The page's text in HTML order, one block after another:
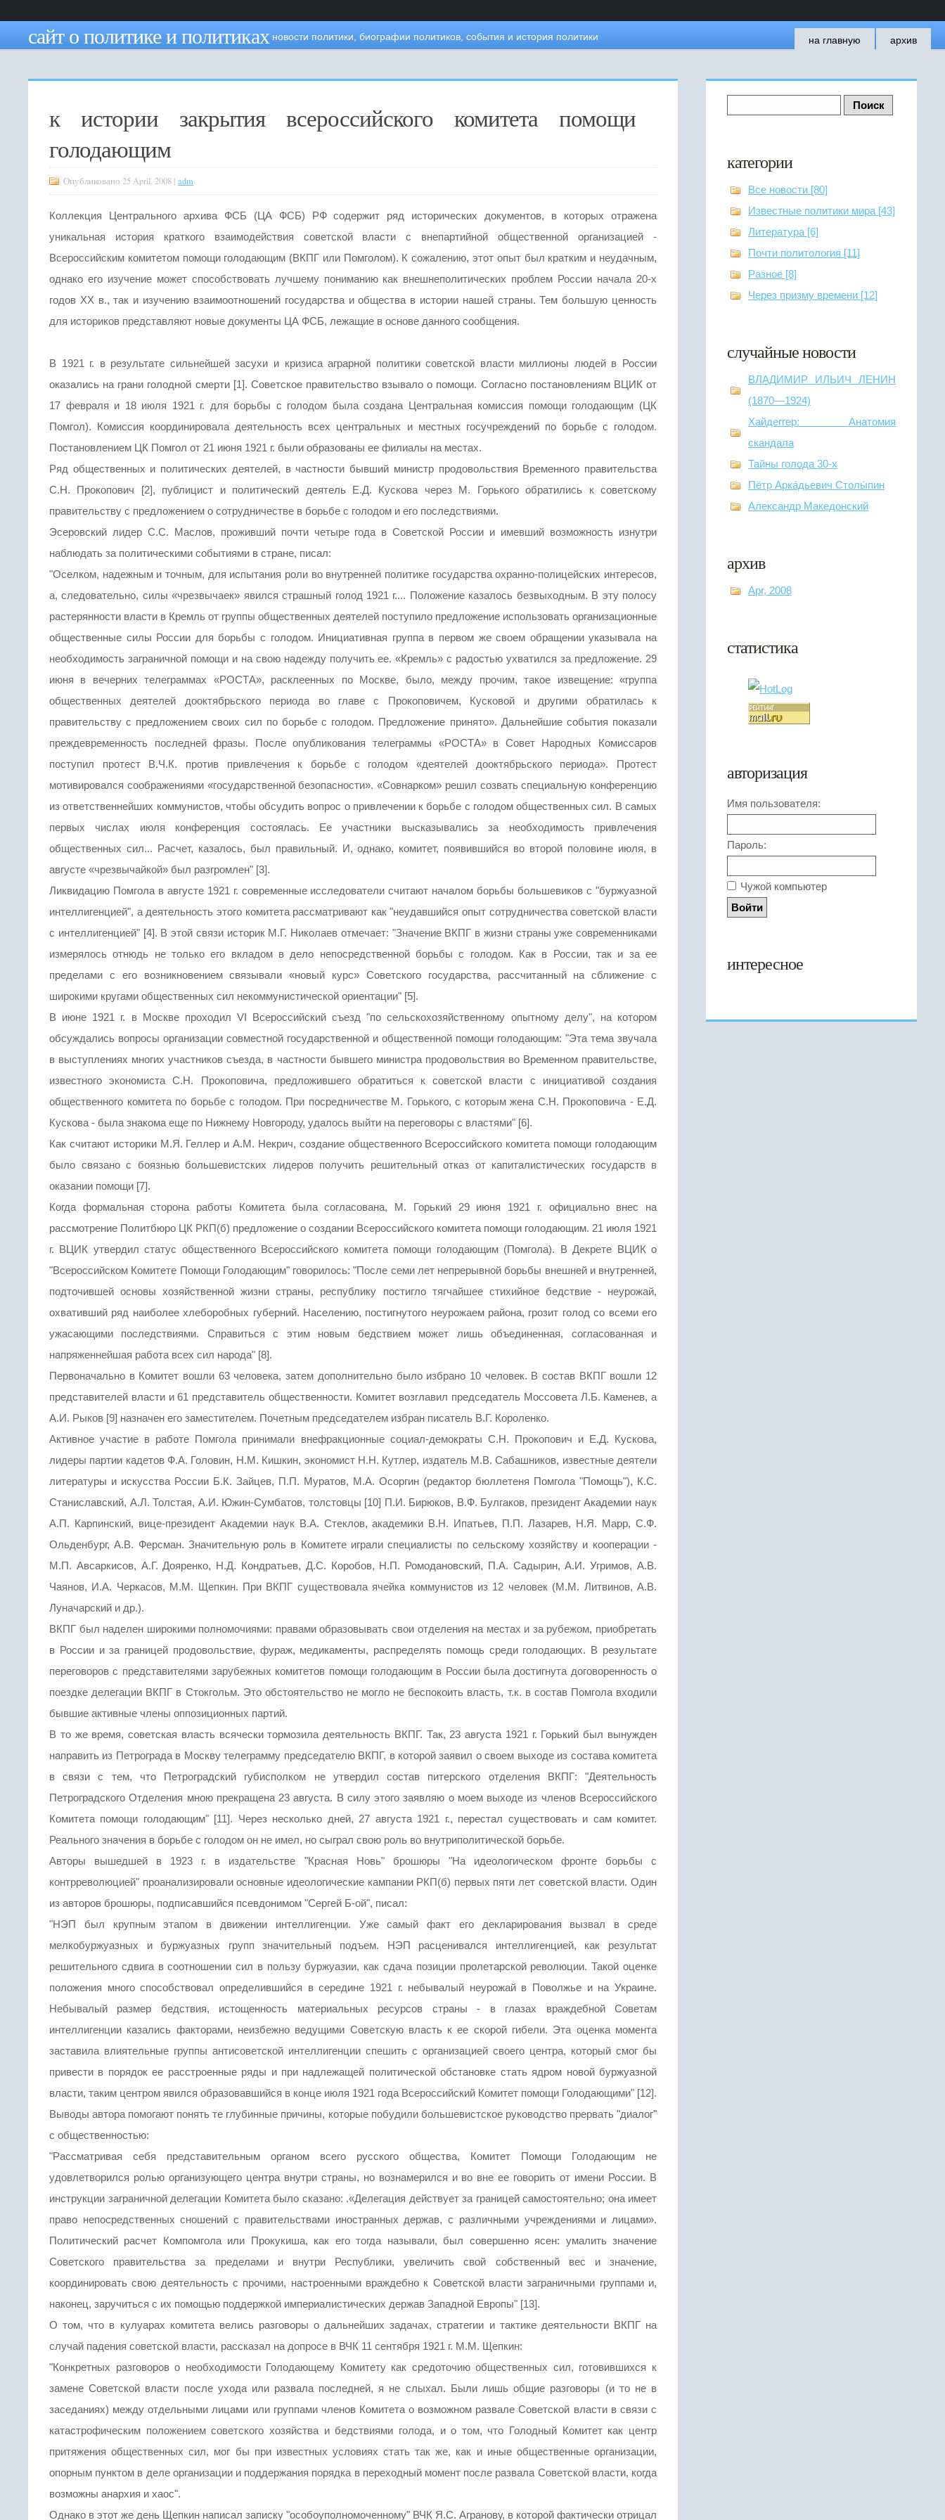
сайт о политике и политиках новости политики, биографии политиков, события и история политики на главную архив
категории
Все новости [80]
Известные политики мира [43]
Литература [6]
Почти политология [11]
Разное [8]
Через призму времени [12]
случайные новости
ВЛАДИМИР ИЛЬИЧ ЛЕНИН
(1870—1924)
Хайдеггер: Анатомия
скандала
Тайны голода 30-х
Пётр Арка́дьевич Столы́пин
Александр Македонский
архив
Apr, 2008
статистика
авторизация
Имя пользователя:
Пароль:
Чужой компьютер
интересное
к истории закрытия всероссийского комитета помощи
голодающим
Опубликовано 25 April, 2008 | adm
Коллекция Центрального архива ФСБ (ЦА ФСБ) РФ содержит ряд исторических документов, в которых отражена
уникальная история краткого взаимодействия советской власти с внепартийной общественной организацией -
Всероссийским комитетом помощи голодающим (ВКПГ или Помголом). К сожалению, этот опыт был кратким и неудачным,
однако его изучение может способствовать лучшему пониманию как внешнеполитических проблем России начала 20-х
годов XX в., так и изучению взаимоотношений государства и общества в истории нашей страны. Тем большую ценность
для историков представляют новые документы ЦА ФСБ, лежащие в основе данного сообщения.
В 1921 г. в результате сильнейшей засухи и кризиса аграрной политики советской власти миллионы людей в России
оказались на грани голодной смерти [1]. Советское правительство взывало о помощи. Согласно постановлениям ВЦИК от
17 февраля и 18 июля 1921 г. для борьбы с голодом была создана Центральная комиссия помощи голодающим (ЦК
Помгол). Комиссия координировала деятельность всех центральных и местных госучреждений по борьбе с голодом.
Постановлением ЦК Помгол от 21 июня 1921 г. были образованы ее филиалы на местах.
Ряд общественных и политических деятелей, в частности бывший министр продовольствия Временного правительства
С.Н. Прокопович [2], публицист и политический деятель Е.Д. Кускова через М. Горького обратились к советскому
правительству с предложением о сотрудничестве в борьбе с голодом и его последствиями.
Эсеровский лидер С.С. Маслов, проживший почти четыре года в Советской России и имевший возможность изнутри
наблюдать за политическими событиями в стране, писал:
"Оселком, надежным и точным, для испытания роли во внутренней политике государства охранно-полицейских интересов,
а, следовательно, силы «чрезвычаек» явился страшный голод 1921 г.... Положение казалось безвыходным. В эту полосу
растерянности власти в Кремль от группы общественных деятелей поступило предложение использовать организационные
общественные силы России для борьбы с голодом. Инициативная группа в первом же своем обращении указывала на
необходимость заграничной помощи и на свою надежду получить ее. «Кремль» с радостью ухватился за предложение. 29
июня в вечерних телеграммах «РОСТА», расклеенных по Москве, было, между прочим, такое извещение: «группа
общественных деятелей дооктябрьского периода во главе с Прокоповичем, Кусковой и другими обратилась к
правительству с предложением своих сил по борьбе с голодом. Предложение принято». Дальнейшие события показали
преждевременность последней фразы. После опубликования телеграммы «РОСТА» в Совет Народных Комиссаров
поступил протест В.Ч.К. против привлечения к борьбе с голодом «деятелей дооктябрьского периода». Протест
мотивировался соображениями «государственной безопасности». «Совнарком» решил созвать специальную конференцию
из ответственнейших коммунистов, чтобы обсудить вопрос о привлечении к борьбе с голодом общественных сил. В самых
первых числах июля конференция состоялась. Ее участники высказывались за необходимость привлечения
общественных сил... Расчет, казалось, был правильный. И, однако, комитет, появившийся во второй половине июля, в
августе «чрезвычайкой» был разгромлен" [3].
Ликвидацию Помгола в августе 1921 г. современные исследователи считают началом борьбы большевиков с "буржуазной
интеллигенцией", а деятельность этого комитета рассматривают как "неудавшийся опыт сотрудничества советской власти
с интеллигенцией" [4]. В этой связи историк М.Г. Николаев отмечает: "Значение ВКПГ в жизни страны уже современниками
измерялось отнюдь не только его вкладом в дело непосредственной борьбы с голодом. Как в России, так и за ее
пределами с его возникновением связывали «новый курс» Советского государства, рассчитанный на сближение с
широкими кругами общественных сил некоммунистической ориентации" [5].
В июне 1921 г. в Москве проходил VI Всероссийский съезд "по сельскохозяйственному опытному делу", на котором
обсуждались вопросы организации совместной государственной и общественной помощи голодающим: "Эта тема звучала
в выступлениях многих участников съезда, в частности бывшего министра продовольствия во Временном правительстве,
известного экономиста С.Н. Прокоповича, предложившего обратиться к советской власти с инициативой создания
общественного комитета по борьбе с голодом. При посредничестве М. Горького, с которым жена С.Н. Прокоповича - Е.Д.
Кускова - была знакома еще по Нижнему Новгороду, удалось выйти на переговоры с властями" [6].
Как считают историки М.Я. Геллер и A.M. Некрич, создание общественного Всероссийского комитета помощи голодающим
было связано с боязнью большевистских лидеров получить решительный отказ от капиталистических государств в
оказании помощи [7].
Когда формальная сторона работы Комитета была согласована, М. Горький 29 июня 1921 г. официально внес на
рассмотрение Политбюро ЦК РКП(б) предложение о создании Всероссийского комитета помощи голодающим. 21 июля 1921
г. ВЦИК утвердил статус общественного Всероссийского комитета помощи голодающим (Помгола). В Декрете ВЦИК о
"Всероссийском Комитете Помощи Голодающим" говорилось: "После семи лет непрерывной борьбы внешней и внутренней,
подточившей основы хозяйственной жизни страны, республику постигло тягчайшее стихийное бедствие - неурожай,
охвативший ряд наиболее хлеборобных губерний. Населению, постигнутого неурожаем района, грозит голод со всеми его
ужасающими последствиями. Справиться с этим новым бедствием может лишь объединенная, согласованная и
напряженнейшая работа всех сил народа" [8].
Первоначально в Комитет вошли 63 человека, затем дополнительно было избрано 10 человек. В состав ВКПГ вошли 12
представителей власти и 61 представитель общественности. Комитет возглавил председатель Моссовета Л.Б. Каменев, а
А.И. Рыков [9] назначен его заместителем. Почетным председателем избран писатель В.Г. Короленко.
Активное участие в работе Помгола принимали внефракционные социал-демократы С.Н. Прокопович и Е.Д. Кускова,
лидеры партии кадетов Ф.А. Головин, Н.М. Кишкин, экономист H.Н. Кутлер, издатель М.В. Сабашников, известные деятели
литературы и искусства России Б.К. Зайцев, П.П. Муратов, М.А. Осоргин (редактор бюллетеня Помгола "Помощь"), К.С.
Станиславский, А.Л. Толстая, А.И. Южин-Сумбатов, толстовцы [10] П.И. Бирюков, В.Ф. Булгаков, президент Академии наук
А.П. Карпинский, вице-президент Академии наук В.А. Стеклов, академики В.Н. Ипатьев, П.П. Лазарев, Н.Я. Марр, С.Ф.
Ольденбург, А.В. Ферсман. Значительную роль в Комитете играли специалисты по сельскому хозяйству и кооперации -
М.П. Авсаркисов, А.Г. Дояренко, Н.Д. Кондратьев, Д.С. Коробов, Н.П. Ромодановский, П.А. Садырин, А.И. Угримов, А.В.
Чаянов, И.А. Черкасов, М.М. Щепкин. При ВКПГ существовала ячейка коммунистов из 12 человек (М.М. Литвинов, А.В.
Луначарский и др.).
ВКПГ был наделен широкими полномочиями: правами образовывать свои отделения на местах и за рубежом, приобретать
в России и за границей продовольствие, фураж, медикаменты, распределять помощь среди голодающих. В результате
переговоров с представителями зарубежных комитетов помощи голодающим в России была достигнута договоренность о
поездке делегации ВКПГ в Стокгольм. Это обстоятельство не могло не беспокоить власть, т.к. в состав Помгола входили
бывшие активные члены оппозиционных партий.
В то же время, советская власть всячески тормозила деятельность ВКПГ. Так, 23 августа 1921 г. Горький был вынужден
направить из Петрограда в Москву телеграмму председателю ВКПГ, в которой заявил о своем выходе из состава комитета
в связи с тем, что Петроградский губисполком не утвердил состав питерского отделения ВКПГ: "Деятельность
Петроградского Отделения мною прекращена 23 августа. В силу этого заявляю о моем выходе из членов Всероссийского
Комитета помощи голодающим" [11]. Через несколько дней, 27 августа 1921 г., перестал существовать и сам комитет.
Реального значения в борьбе с голодом он не имел, но сыграл свою роль во внутриполитической борьбе.
Авторы вышедшей в 1923 г. в издательстве "Красная Новь" брошюры "На идеологическом фронте борьбы с
контрреволюцией" проанализировали основные идеологические кампании РКП(б) первых пяти лет советской власти. Один
из авторов брошюры, подписавшийся псевдонимом "Сергей Б-ой", писал:
"НЭП был крупным этапом в движении интеллигенции. Уже самый факт его декларирования вызвал в среде
мелкобуржуазных и буржуазных групп значительный подъем. НЭП расценивался интеллигенцией, как результат
решительного сдвига в соотношении сил в пользу буржуазии, как сдача позиции пролетарской революции. Такой оценке
положения много способствовал определившийся в середине 1921 г. небывалый неурожай в Поволжье и на Украине.
Небывалый размер бедствия, истощенность материальных ресурсов страны - в глазах враждебной Советам
интеллигенции казались факторами, неизбежно ведущими Советскую власть к ее скорой гибели. Эта оценка момента
заставила влиятельные группы антисоветской интеллигенции спешить с организацией своего центра, который смог бы
привести в порядок ее расстроенные ряды и при надлежащей политической обстановке стать ядром новой буржуазной
власти, таким центром явился образовавшийся в конце июля 1921 года Всероссийский Комитет помощи Голодающими" [12].
Выводы автора помогают понять те глубинные причины, которые побудили большевистское руководство прервать "диалог"
с общественностью:
"Рассматривая себя представительным органом всего русского общества, Комитет Помощи Голодающим не
удовлетворился ролью организующего центра внутри страны, но вознамерился и во вне ее говорить от имени России. В
инструкции заграничной делегации Комитета было сказано: .«Делегация действует за границей самостоятельно; она имеет
право непосредственных сношений с правительствами иностранных держав, с различными учреждениями и лицами».
Политический расчет Компомгола или Прокукиша, как его тогда называли, был совершенно ясен: умалить значение
Советского правительства за пределами и внутри Республики, увеличить свой собственный вес и значение,
координировать свою деятельность с прочими, настроенными враждебно к Советской власти заграничными группами и,
наконец, заручиться с их помощью поддержкой империалистических держав Западной Европы" [13].
О том, что в кулуарах комитета велись разговоры о дальнейших задачах, стратегии и тактике деятельности ВКПГ на
случай падения советской власти, рассказал на допросе в ВЧК 11 сентября 1921 г. М.М. Щепкин:
"Конкретных разговоров о необходимости Голодающему Комитету как средоточию общественных сил, готовившихся к
замене Советской власти после ухода или развала последней, я не слыхал. Были лишь общие разговоры (и то не в
заседаниях) между отдельными лицами или группами членов Комитета о возможном развале Советской власти в связи с
катастрофическим положением советского хозяйства и бедствиями голода, и о том, что Голодный Комитет как центр
притяжения общественных сил, мог бы при известных условиях стать так же, как и иные общественные организации,
опорным пунктом в деле организации и поддержания порядка в переходный момент после развала Советской власти, когда
возможны анархия и хаос".
Однако в этот же день Щепкин написал записку "особоуполномоченному" ВЧК Я.С. Агранову, в которой фактически отрицал